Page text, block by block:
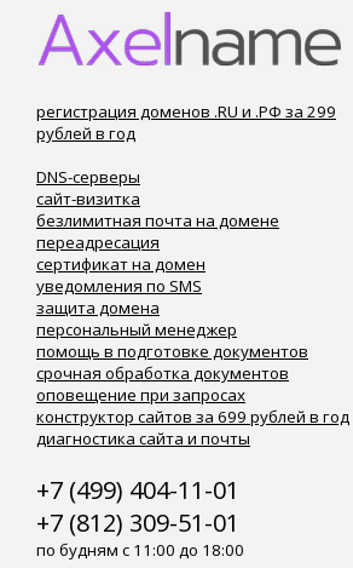
регистрация доменов .RU и .РФ за 299
рублей в год
DNS-серверы
сайт-визитка
безлимитная почта на домене
переадресация
сертификат на домен
уведомления по SMS
защита домена
персональный менеджер
помощь в подготовке документов
срочная обработка документов
оповещение при запросах
конструктор сайтов за 699 рублей в год
диагностика сайта и почты
+7 (499) 404-11-01
+7 (812) 309-51-01
по будням с 11:00 до 18:00